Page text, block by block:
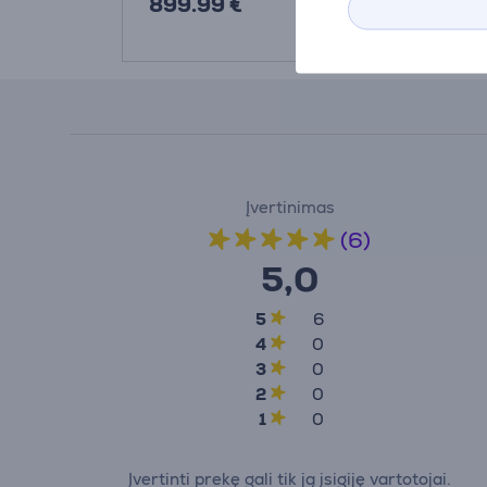
Įvertinimas
(6)
5,0
5
6
4
0
3
0
2
0
1
0
Įvertinti prekę gali tik ją įsigiję vartotojai.